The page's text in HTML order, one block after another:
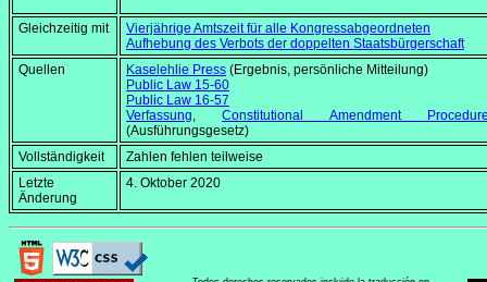
Gleichzeitig mit
Vierjährige Amtszeit für alle Kongressabgeordneten
Aufhebung des Verbots der doppelten Staatsbürgerschaft
Quellen
Kaselehlie Press (Ergebnis, persönliche Mitteilung)
Public Law 15-60
Public Law 16-57
Verfassung,Constitutional Amendment
(Ausführungsgesetz)
Vollständigkeit
Zahlen fehlen teilweise
Letzte
Änderung
4. Oktober 2020